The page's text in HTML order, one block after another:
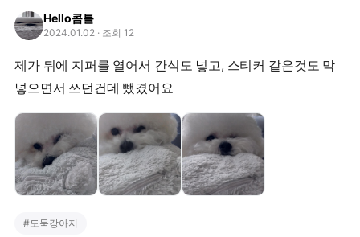
Hello콤톨
2024.01.02 · 조회 12
제가 뒤에 지퍼를 열어서 간식도 넣고, 스티커 같은것도 막
넣으면서 쓰던건데 뺐겼어요
# 도둑강아지